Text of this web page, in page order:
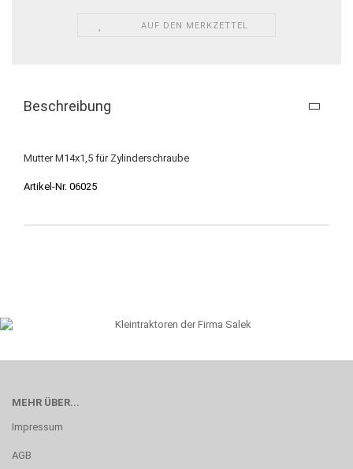
AUF DEN MERKZETTEL
Beschreibung
Mutter M14x1,5 für Zylinderschraube
Artikel-Nr. 06025
MEHR ÜBER...
Impressum
AGB